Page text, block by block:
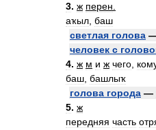
3. ж перен
аҡыл баш
светлая голова
человек с
4. ж м и ж чего
баш башлыҡ
голова города —
5. ж
передняя часть